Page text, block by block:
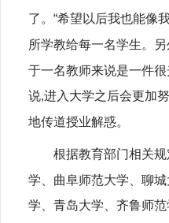
了。“希望以后我也能像
所学教给每一名学生。
于一名教师来说是一件
说,进入大学之后会更加
地传道授业解惑。
根据教育部门相关
学、曲阜师范大学、聊
学、青岛大学、齐鲁师